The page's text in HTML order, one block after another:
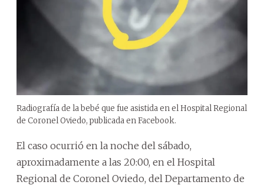
Radiografía de la bebé que fue asistida en el Hospital Regional
de Coronel Oviedo, publicada en Facebook.
El caso ocurrió en la noche del sábado,
aproximadamente a las 20:00, en el Hospital
Regional de Coronel Oviedo, del Departamento de